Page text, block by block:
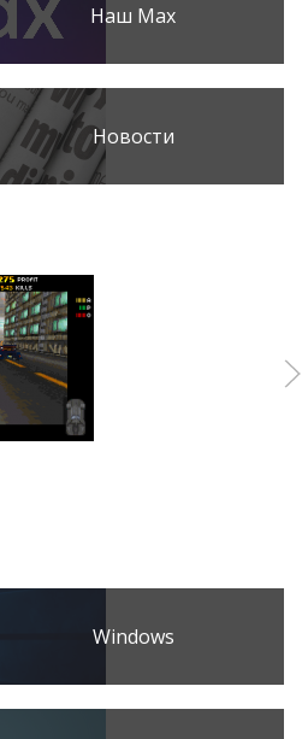
Наш Max
Новости
Windows